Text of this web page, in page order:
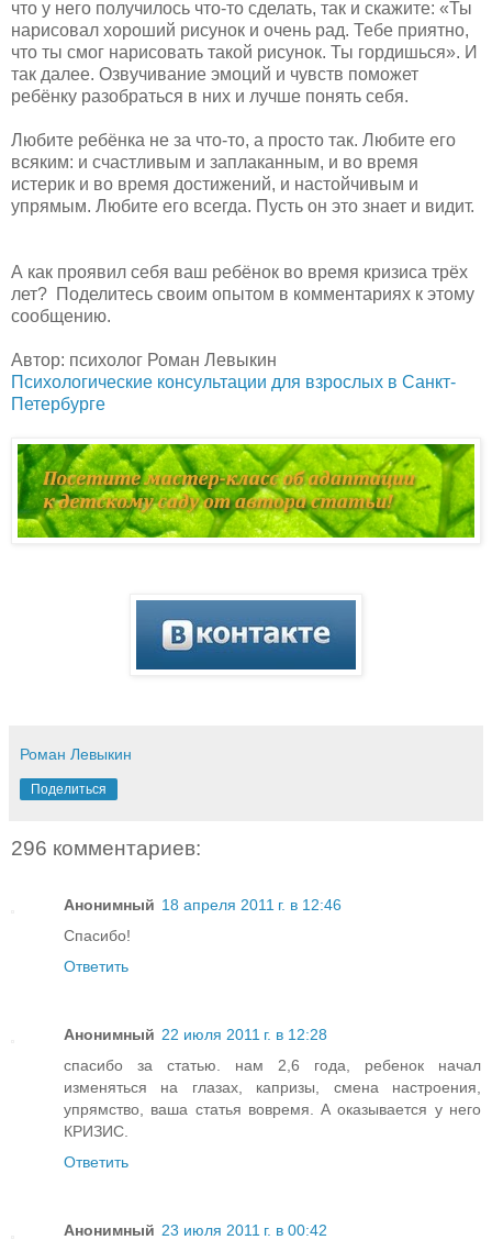
что у него получилось что-то сделать, так и скажите: «Ты
нарисовал хороший рисунок и очень рад. Тебе приятно,
что ты смог нарисовать такой рисунок. Ты гордишься». И
так далее. Озвучивание эмоций и чувств поможет
ребёнку разобраться в них и лучше понять себя.
Любите ребёнка не за что-то, а просто так. Любите его
всяким: и счастливым и заплаканным, и во время
истерик и во время достижений, и настойчивым и
упрямым. Любите его всегда. Пусть он это знает и видит.
А как проявил себя ваш ребёнок во время кризиса трёх
лет? Поделитесь своим опытом в комментариях к этому
сообщению.
Автор: психолог Роман Левыкин
Психологические консультации для взрослых в Санкт-
Петербурге
Роман Левыкин
Поделиться
296 комментариев:
Анонимный 18 апреля 2011 г. в 12:46
Спасибо!
Ответить
Анонимный 22 июля 2011 г. в 12:28
спасибо за статью. нам 2,6 года, ребенок начал
изменяться на глазах, капризы, смена настроения,
упрямство, ваша статья вовремя. А оказывается у него
КРИЗИС.
Ответить
Анонимный 23 июля 2011 г. в 00:42